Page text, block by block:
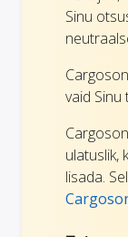
Sinu
vaid
ulatuslik,
lisada.